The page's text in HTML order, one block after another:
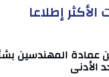
الأكثر إطلاعا
عمادة المهندسين
الأدنى